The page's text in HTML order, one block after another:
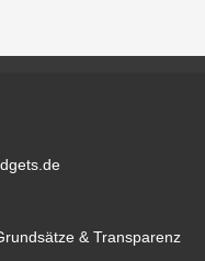
& Transparenz